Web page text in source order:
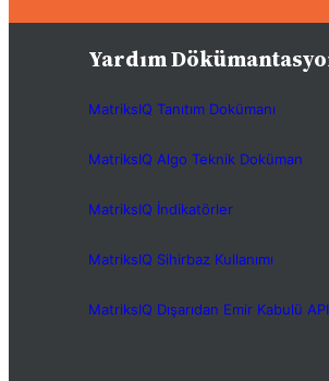
Yardım
MatriksIQ Tanıtım Dokümanı
MatriksIQ Algo Teknik Doküman
MatriksIQ İndikatörler
MatriksIQ Sihirbaz Kullanımı
MatriksIQ Dışarıdan Emir Kabulü